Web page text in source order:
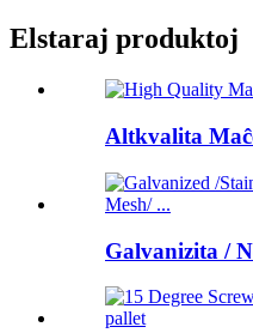
Elstaraj produktoj
Altkvalita
Galvanizita /